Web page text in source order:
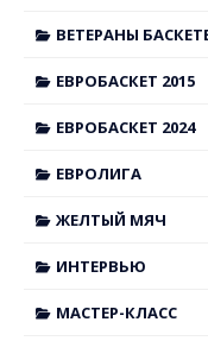
ВЕТЕРАНЫ
ЕВРОБАСКЕТ 2015
ЕВРОБАСКЕТ 2024
ЕВРОЛИГА
ЖЕЛТЫЙ МЯЧ
ИНТЕРВЬЮ
МАСТЕР-КЛАСС